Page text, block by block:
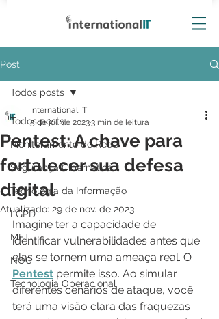
Post
Todos posts
Monitoramento de Rede
Segurança Cibernética
Tecnologia da Informação
LGPD
MFT
NOC
Tecnologia Operacional
Todos posts
Pentest: A chave para
fortalecer sua defesa
digital
International IT
5 de jul. de 20233 min de leitura
Atualizado: 29 de nov. de 2023
Imagine ter a capacidade de
identificar vulnerabilidades antes que
elas se tornem uma ameaça real. O
Pentest permite isso. Ao simular
diferentes cenários de ataque, você
terá uma visão clara das fraquezas